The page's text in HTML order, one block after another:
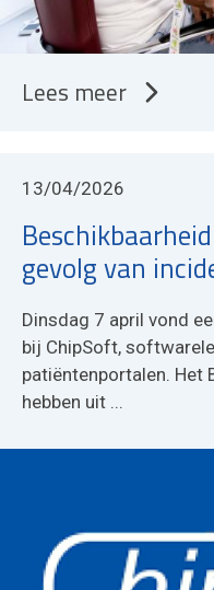
Lees meer
13/04/2026
gevolg van
Dinsdag 7 april vond
bij ChipSoft,
patiëntenportalen. Het
hebben uit ...